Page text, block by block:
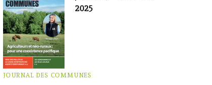
2025
JOURNAL DES COMMUNES